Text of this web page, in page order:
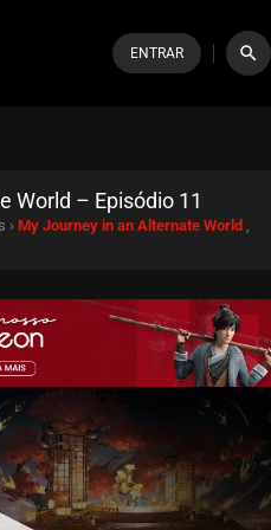
ENTRAR search
World – Episódio 11
› My Journey in an Alternate World